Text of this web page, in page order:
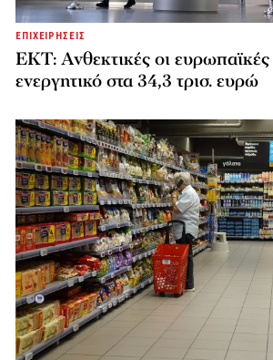
ΕΠΙΧΕΙΡΗΣΕΙΣ
ΕΚΤ: Ανθεκτικές οι ευρωπαϊκές
ενεργητικό στα 34,3 τρισ. ευρώ